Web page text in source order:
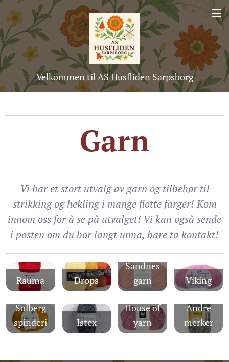
Velkommen til AS Husfliden Sarpsborg
Garn
Vi har et stort utvalg av garn og tilbehør til
strikking og hekling i mange flotte farger! Kom
innom oss for å se på utvalget! Vi kan også sende
i posten om du bor langt unna, bare ta kontakt!
Rauma Drops
Sandnes
garn
Viking
Solberg
spinderi
Istex
House of
yarn
Andre
merker